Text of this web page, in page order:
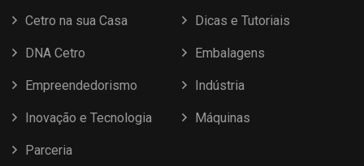
Cetro na sua Casa Dicas e Tutoriais
DNA Cetro Embalagens
Empreendedorismo Indústria
Inovação e Tecnologia Máquinas
Parceria